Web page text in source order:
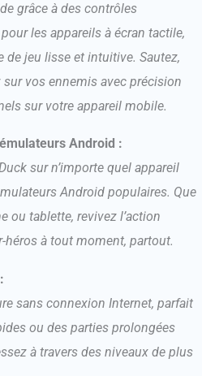
grâce à des contrôles
les appareils à écran tactile,
de jeu lisse et intuitive. Sautez,
vos ennemis avec précision
sur votre appareil mobile.
Android :
sur n’importe quel appareil
Android populaires. Que
ou tablette, revivez l’action
héros à tout moment, partout.
sans connexion Internet, parfait
ou des parties prolongées
à travers des niveaux de plus